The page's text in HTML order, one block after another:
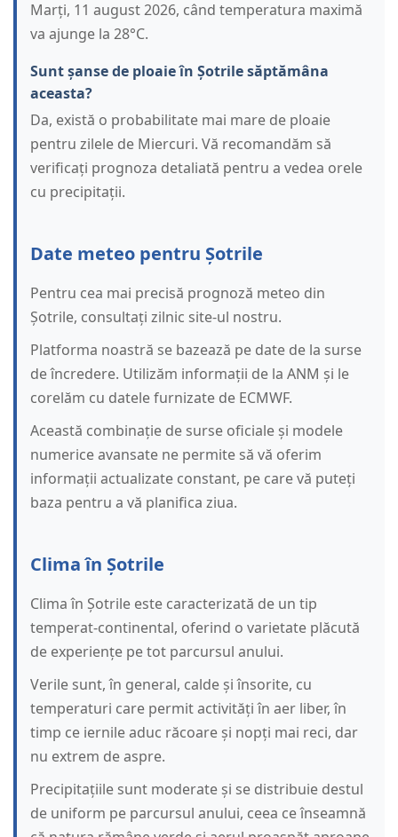
Marți, 11 august 2026, când temperatura maximă
va ajunge la 28°C.
Sunt șanse de ploaie în Șotrile săptămâna
aceasta?
Da, există o probabilitate mai mare de ploaie
pentru zilele de Miercuri. Vă recomandăm să
verificați prognoza detaliată pentru a vedea orele
cu precipitații.
Date meteo pentru Șotrile
Pentru cea mai precisă prognoză meteo din
Șotrile, consultați zilnic site-ul nostru.
Platforma noastră se bazează pe date de la surse
de încredere. Utilizăm informații de la ANM și le
corelăm cu datele furnizate de ECMWF.
Această combinație de surse oficiale și modele
numerice avansate ne permite să vă oferim
informații actualizate constant, pe care vă puteți
baza pentru a vă planifica ziua.
Clima în Șotrile
Clima în Șotrile este caracterizată de un tip
temperat-continental, oferind o varietate plăcută
de experiențe pe tot parcursul anului.
Verile sunt, în general, calde și însorite, cu
temperaturi care permit activități în aer liber, în
timp ce iernile aduc răcoare și nopți mai reci, dar
nu extrem de aspre.
Precipitațiile sunt moderate și se distribuie destul
de uniform pe parcursul anului, ceea ce înseamnă